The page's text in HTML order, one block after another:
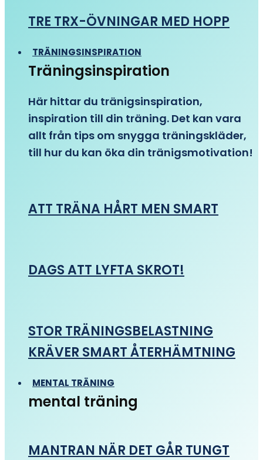
TRE TRX-ÖVNINGAR MED HOPP
TRÄNINGSINSPIRATION
Träningsinspiration
Här hittar du tränigsinspiration,
inspiration till din träning. Det kan vara
allt från tips om snygga träningskläder,
till hur du kan öka din tränigsmotivation!
ATT TRÄNA HÅRT MEN SMART
DAGS ATT LYFTA SKROT!
STOR TRÄNINGSBELASTNING
KRÄVER SMART ÅTERHÄMTNING
MENTAL TRÄNING
mental träning
MANTRAN NÄR DET GÅR TUNGT